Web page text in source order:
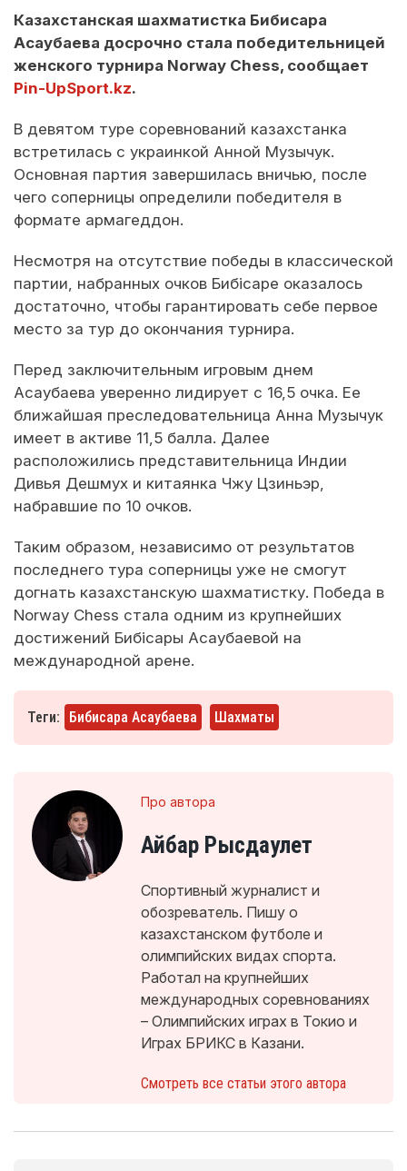
Казахстанская шахматистка Бибисара
Асаубаева досрочно стала победительницей
женского турнира Norway Chess, сообщает
Pin-UpSport.kz.
В девятом туре соревнований казахстанка
встретилась с украинкой Анной Музычук.
Основная партия завершилась вничью, после
чего соперницы определили победителя в
формате армагеддон.
Несмотря на отсутствие победы в классической
партии, набранных очков Бибісаре оказалось
достаточно, чтобы гарантировать себе первое
место за тур до окончания турнира.
Перед заключительным игровым днем
Асаубаева уверенно лидирует с 16,5 очка. Ее
ближайшая преследовательница Анна Музычук
имеет в активе 11,5 балла. Далее
расположились представительница Индии
Дивья Дешмух и китаянка Чжу Цзиньэр,
набравшие по 10 очков.
Таким образом, независимо от результатов
последнего тура соперницы уже не смогут
догнать казахстанскую шахматистку. Победа в
Norway Chess стала одним из крупнейших
достижений Бибісары Асаубаевой на
международной арене.
Теги: Бибисара Асаубаева Шахматы
Про автора
Айбар Рысдаулет
Спортивный журналист и
обозреватель. Пишу о
казахстанском футболе и
олимпийских видах спорта.
Работал на крупнейших
международных соревнованиях
– Олимпийских играх в Токио и
Играх БРИКС в Казани.
Смотреть все статьи этого автора